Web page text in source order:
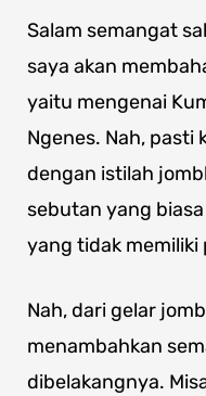
Salam semangat
saya akan
yaitu mengenai
Ngenes. Nah, pasti
dengan istilah
sebutan yang
yang tidak memiliki
Nah, dari gelar
menambahkan
dibelakangnya.